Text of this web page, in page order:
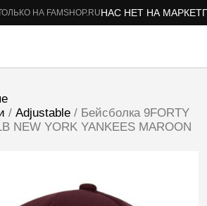
НА FAMSHOP.RUНАС НЕТ НА
/ Adjustable/ Бейсболка 9FORTY
NEW YORK YANKEES MAROON